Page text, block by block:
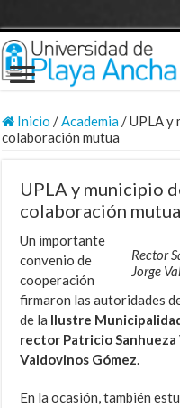
Inicio /Academia/UPLA y
colaboración mutua
UPLA y municipio
colaboración mutua
Rector
Jorge
Un importante
convenio de
cooperación
firmaron las autoridades
de la Ilustre
rector Patricio Sanhueza
Valdovinos Gómez.
En la ocasión, también